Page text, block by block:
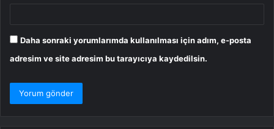
Daha sonraki yorumlarımda kullanılması için adım, e-posta
adresim ve site adresim bu tarayıcıya kaydedilsin.